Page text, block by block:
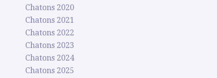
Chatons 2020
Chatons 2021
Chatons 2022
Chatons 2023
Chatons 2024
Chatons 2025